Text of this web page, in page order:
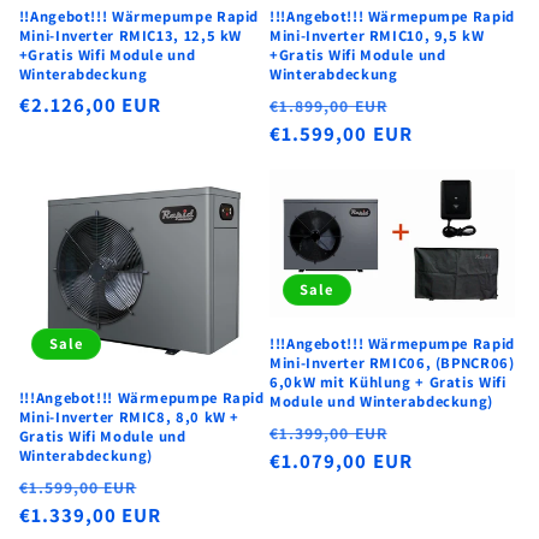
i
e
:
!!Angebot!!! Wärmepumpe Rapid
Mini-Inverter RMIC13, 12,5 kW
+Gratis Wifi Module und
Winterabdeckung
Normaler
€2.126,00 EUR
!!!Angebot!!! Wärmepumpe Rapid
Mini-Inverter RMIC10, 9,5 kW
+Gratis Wifi Module und
Winterabdeckung
Normaler
Preis
€1.899,00 EUR
€1.599,00 EUR
Sale
!!!Angebot!!! Wärmepumpe Rapid
Mini-Inverter RMIC8, 8,0 kW +
Gratis Wifi Module und
Winterabdeckung)
Normaler
Preis
€1.599,00 EUR
€1.339,00 EUR
Sale
!!!Angebot!!! Wärmepumpe Rapid
Mini-Inverter RMIC06, (BPNCR06)
6,0kW mit Kühlung + Gratis Wifi
Module und Winterabdeckung)
Normaler
Preis
€1.399,00 EUR
€1.079,00 EUR